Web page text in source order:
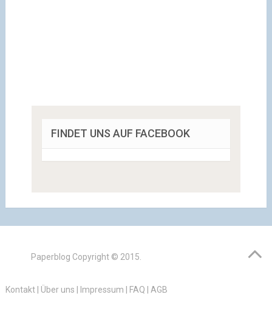
FINDET UNS AUF FACEBOOK
Paperblog Copyright © 2015.
Kontakt| Über uns Impressum FAQ AGB